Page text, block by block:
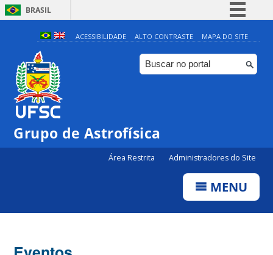
BRASIL
Simplifique!
Comunica BR
Participe
ACESSIBILIDADE ALTO CONTRASTE MAPA DO SITE
Grupo de Astrofísica
Área Restrita Administradores do Site
MENU